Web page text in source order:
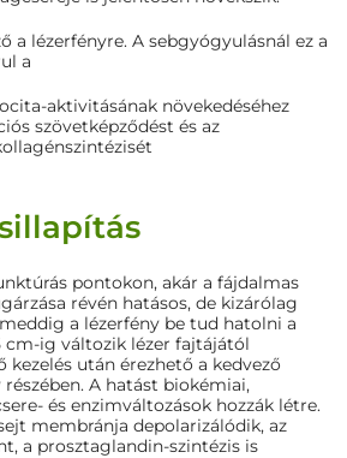
a lézerfényre. A sebgyógyulásnál ez a
a
aktivitásának növekedéséhez
szövetképződést és az
pontokon, akár a fájdalmas
révén hatásos, de kizárólag
a lézerfény be tud hatolni a
cm-ig változik lézer fajtájától
kezelés után érezhető a kedvező
részében. A hatást biokémiai,
és enzimváltozások hozzák létre.
membránja depolarizálódik, az
a prosztaglandin-szintézis is